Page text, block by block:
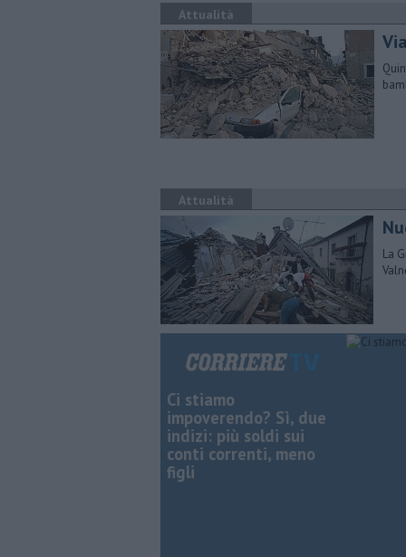
Attualità
Attualità
La
Ci stiamo
impoverendo? Sì, due
indizi: più soldi sui
conti correnti, meno
figli